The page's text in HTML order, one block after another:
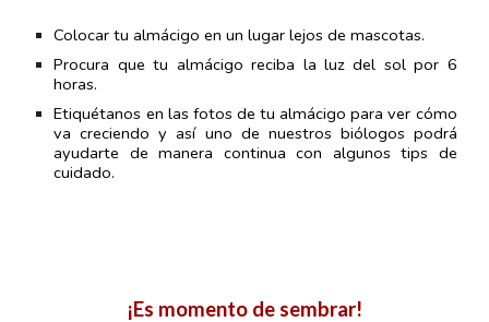
Colocartu almácigoen un lugar lejos de mascotas.
Procura que tu almácigo reciba la luz del sol por 6
horas.
Etiquétanos en las fotos de tualmácigopara ver cómo
va creciendo y así uno de nuestros biólogos podrá
ayudarte de manera continua con algunos tips de
cuidado.
¡Es momento de sembrar!